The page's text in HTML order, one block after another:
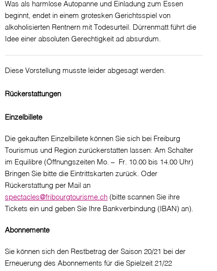
Was als harmlose Autopanne und Einladung zum Essen
beginnt, endet in einem grotesken Gerichtsspiel von
alkoholisierten Rentnern mit Todesurteil. Dürrenmatt führt die
Idee einer absoluten Gerechtigkeit ad absurdum.
Diese Vorstellung musste leider abgesagt werden.
Rückerstattungen
Einzelbillete
Die gekauften Einzelbillete können Sie sich bei Freiburg
Tourismus und Region zurückerstatten lassen: Am Schalter
im Equilibre (Öffnungszeiten Mo. – Fr. 10.00 bis 14.00 Uhr)
Bringen Sie bitte die Eintrittskarten zurück. Oder
Rückerstattung per Mail an
spectacles@fribourgtourisme.ch (bitte scannen Sie ihre
Tickets ein und geben Sie Ihre Bankverbindung (IBAN) an).
Abonnemente
Sie können sich den Restbetrag der Saison 20/21 bei der
Erneuerung des Abonnements für die Spielzeit 21/22